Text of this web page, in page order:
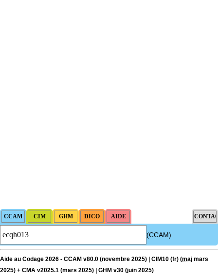
(CCAM)
Aide au Codage 2026 - CCAM v80.0 (novembre 2025) | CIM10 (fr) (maj mars
2025) + CMA v2025.1 (mars 2025) | GHM v30 (juin 2025)